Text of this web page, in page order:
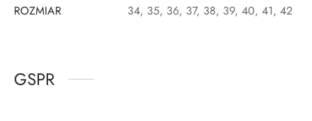
ROZMIAR 34, 35, 36, 37, 38, 39, 40, 41, 42
GSPR